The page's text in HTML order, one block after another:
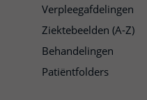
Verpleegafdelingen
Ziektebeelden (A-Z)
Behandelingen
Patiëntfolders